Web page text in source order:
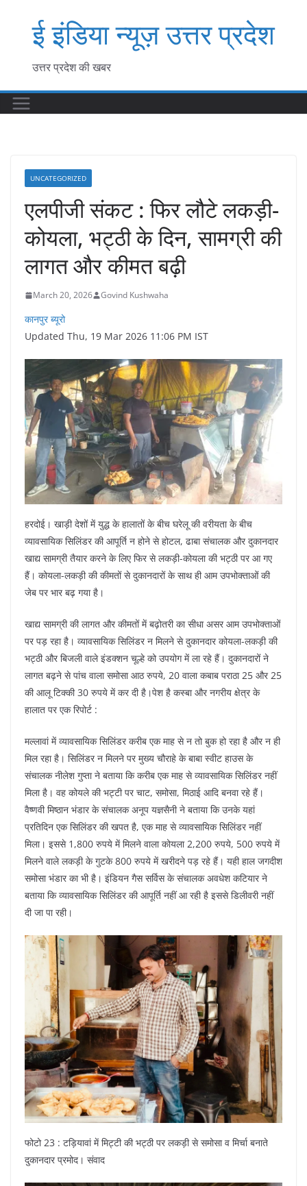
contentई इंडिया न्यूज़ उत्तर प्रदेश
उत्तर प्रदेश की खबर
UNCATEGORIZED
एलपीजी संकट : फिर लौटे लकड़ी-
कोयला, भट्ठी के दिन, सामग्री की
लागत और कीमत बढ़ी
March 20, 2026 Govind Kushwaha
कानपुर ब्यूरो
Updated Thu, 19 Mar 2026 11:06 PM IST
हरदोई। खाड़ी देशों में युद्ध के हालातों के बीच घरेलू की वरीयता के बीच
व्यावसायिक सिलिंडर की आपूर्ति न होने से होटल, ढाबा संचालक और दुकानदार
खाद्य सामग्री तैयार करने के लिए फिर से लकड़ी-कोयला की भट्ठी पर आ गए
हैं। कोयला-लकड़ी की कीमतों से दुकानदारों के साथ ही आम उपभोक्ताओं की
जेब पर भार बढ़ गया है।
खाद्य सामग्री की लागत और कीमतों में बढ़ोतरी का सीधा असर आम उपभोक्ताओं
पर पड़ रहा है। व्यावसायिक सिलिंडर न मिलने से दुकानदार कोयला-लकड़ी की
भट्ठी और बिजली वाले इंडक्शन चूल्हे को उपयोग में ला रहे हैं। दुकानदारों ने
लागत बढ़ने से पांच वाला समोसा आठ रुपये, 20 वाला कबाब पराठा 25 और 25
की आलू टिक्की 30 रुपये में कर दी है।पेश है कस्बा और नगरीय क्षेत्र के
हालात पर एक रिपोर्ट :
मल्लावां में व्यावसायिक सिलिंडर करीब एक माह से न तो बुक हो रहा है और न ही
मिल रहा है। सिलिंडर न मिलने पर मुख्य चौराहे के बाबा स्वीट हाउस के
संचालक नीलेश गुप्ता ने बताया कि करीब एक माह से व्यावसायिक सिलिंडर नहीं
मिला है। वह कोयले की भट्टी पर चाट, समोसा, मिठाई आदि बनवा रहे हैं।
वैष्णवी मिष्ठान भंडार के संचालक अनूप यज्ञसैनी ने बताया कि उनके यहां
प्रतिदिन एक सिलिंडर की खपत है, एक माह से व्यावसायिक सिलिंडर नहीं
मिला। इससे 1,800 रुपये में मिलने वाला कोयला 2,200 रुपये, 500 रुपये में
मिलने वाले लकड़ी के गुटके 800 रुपये में खरीदने पड़ रहे हैं। यही हाल जगदीश
समोसा भंडार का भी है। इंडियन गैस सर्विस के संचालक अवधेश कटियार ने
बताया कि व्यावसायिक सिलिंडर की आपूर्ति नहीं आ रही है इससे डिलीवरी नहीं
दी जा पा रही।
फोटो 23 : टड़ियावां में मिट्टी की भट्ठी पर लकड़ी से समोसा व मिर्चा बनाते
दुकानदार प्रमोद। संवाद